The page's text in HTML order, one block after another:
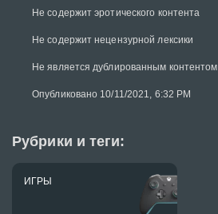
Не содержит эротического контента
Не содержит нецензурной лексики
Не является дублированным контентом
Опубликовано 10/11/2021, 6:32 PM
Рубрики и теги:
ИГРЫ